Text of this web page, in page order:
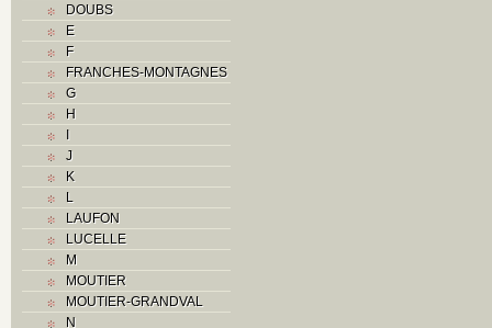
DOUBS
E
F
FRANCHES-MONTAGNES
G
H
I
J
K
L
LAUFON
LUCELLE
M
MOUTIER
MOUTIER-GRANDVAL
N